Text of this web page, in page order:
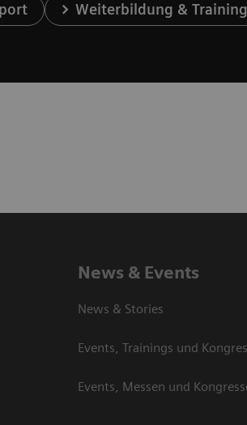
Weiterbildung &
News & Events
News & Stories
Events, Trainings und
Events, Messen und